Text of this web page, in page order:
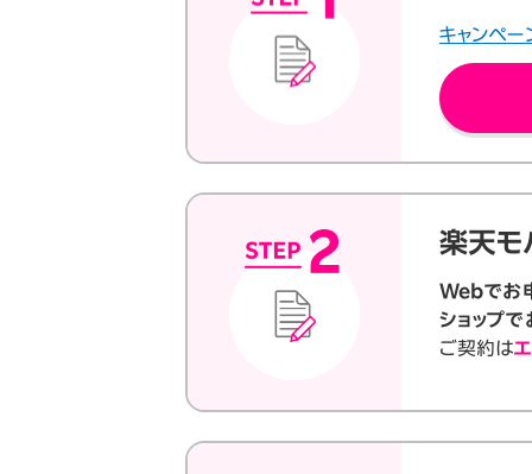
キャンペー
楽天モ
Webでお
ショップ
ご契約は